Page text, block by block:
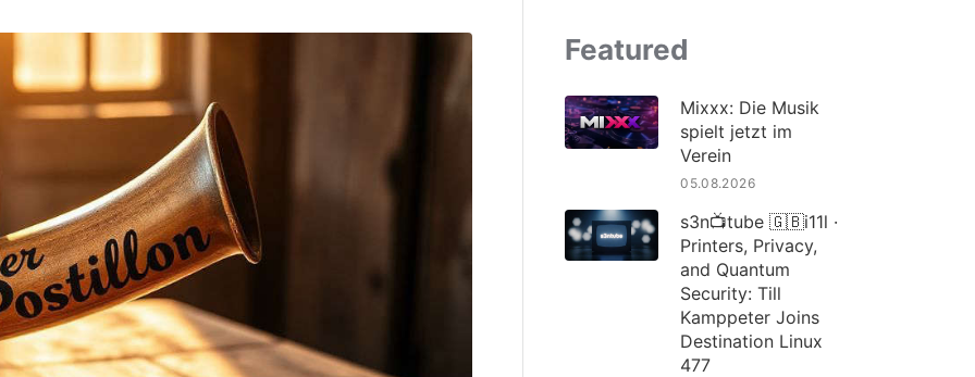
Featured
Mixxx: Die Musik
spielt jetzt im
Verein
05.08.2026
s3n📺tube 🇬🇧i11l ·
Printers, Privacy,
and Quantum
Security: Till
Kamppeter Joins
Destination Linux
477